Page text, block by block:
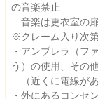
の音楽禁止
音楽は更衣室の
※クレーム入り次
・アンブレラ（フ
う）の使用、その
（近くに電線が
・外にあるコンセ